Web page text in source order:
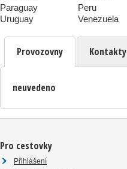
Paraguay
Peru
Uruguay
Venezuela
Provozovny Kontakty
neuvedeno
Pro cestovky
Přihlášení